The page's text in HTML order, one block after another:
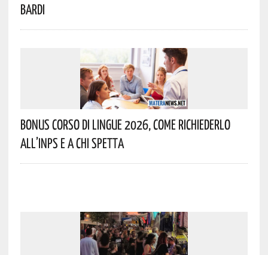
Bardi
Bonus Corso Di Lingue 2026, Come Richiederlo
All’INPS E A Chi Spetta